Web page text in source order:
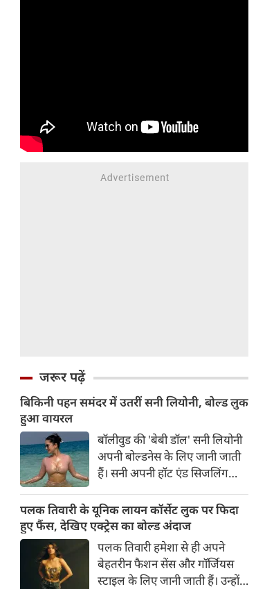
जरूर पढ़ें
बिकिनी पहन समंदर में उतरीं सनी लियोनी, बोल्ड लुक
हुआ वायरल
बॉलीवुड की 'बेबी डॉल' सनी लियोनी
अपनी बोल्डनेस के लिए जानी जाती
हैं। सनी अपनी हॉट एंड सिजलिंग
रहती हैं। फैंस सनी लियोनी की तस्वीरों
का बेसब्री से इंतजार करते हैं। इस बार
सनी लियोनी ने मालदीव वेकेशन से
अपनी कुछ बोल्ड तस्वीरें शेयर की है।
पलक तिवारी के यूनिक लायन कॉर्सेट लुक पर फिदा
हुए फैंस, देखिए एक्ट्रेस का बोल्ड अंदाज
पलक तिवारी हमेशा से ही अपने
बेहतरीन फैशन सेंस और गॉर्जियस
स्टाइल के लिए जानी जाती हैं। उन्होंने